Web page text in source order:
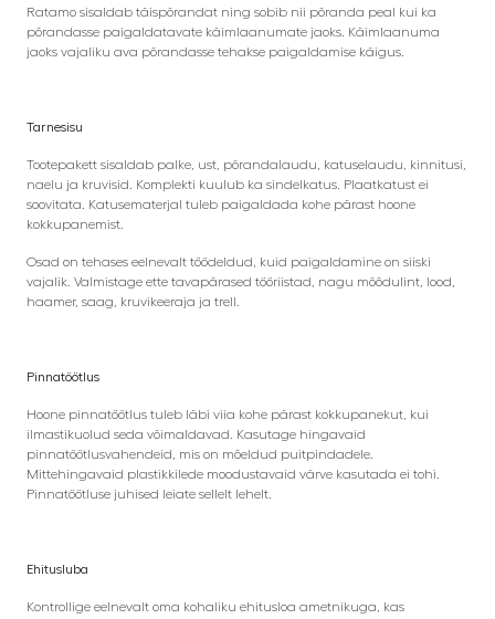
Ratamo sisaldab täispõrandat ning sobib nii põranda peal kui ka
põrandasse paigaldatavate käimlaanumate jaoks. Käimlaanuma
jaoks vajaliku ava põrandasse tehakse paigaldamise käigus.
Tarnesisu
Tootepakett sisaldab palke, ust, põrandalaudu, katuselaudu, kinnitusi,
naelu ja kruvisid. Komplekti kuulub ka sindelkatus. Plaatkatust ei
soovitata. Katusematerjal tuleb paigaldada kohe pärast hoone
kokkupanemist.
Osad on tehases eelnevalt töödeldud, kuid paigaldamine on siiski
vajalik. Valmistage ette tavapärased tööriistad, nagu mõõdulint, lood,
haamer, saag, kruvikeeraja ja trell.
Pinnatöötlus
Hoone pinnatöötlus tuleb läbi viia kohe pärast kokkupanekut, kui
ilmastikuolud seda võimaldavad. Kasutage hingavaid
pinnatöötlusvahendeid, mis on mõeldud puitpindadele.
Mittehingavaid plastikkilede moodustavaid värve kasutada ei tohi.
Pinnatöötluse juhised leiate sellelt lehelt.
Ehitusluba
Kontrollige eelnevalt oma kohaliku ehitusloa ametnikuga, kas